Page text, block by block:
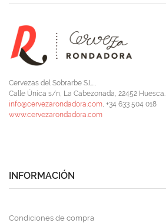
Cervezas del Sobrarbe S.L.,
Calle Única s/n, La Cabezonada, 22452 Huesca.
info@cervezarondadora.com, +34 633 504 018
www.cervezarondadora.com
INFORMACIÓN
Condiciones de compra